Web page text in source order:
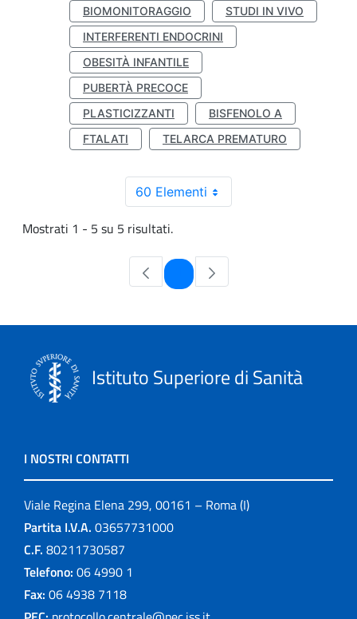
BIOMONITORAGGIO
STUDI IN VIVO
INTERFERENTI ENDOCRINI
OBESITÀ INFANTILE
PUBERTÀ PRECOCE
PLASTICIZZANTI
BISFENOLO A
FTALATI
TELARCA PREMATURO
60 Elementi
Mostrati 1 - 5 su 5 risultati.
Pagina
Istituto Superiore di Sanità
I NOSTRI CONTATTI
Viale Regina Elena 299, 00161 – Roma (I)
Partita I.V.A. 03657731000
C.F. 80211730587
Telefono: 06 4990 1
Fax: 06 4938 7118